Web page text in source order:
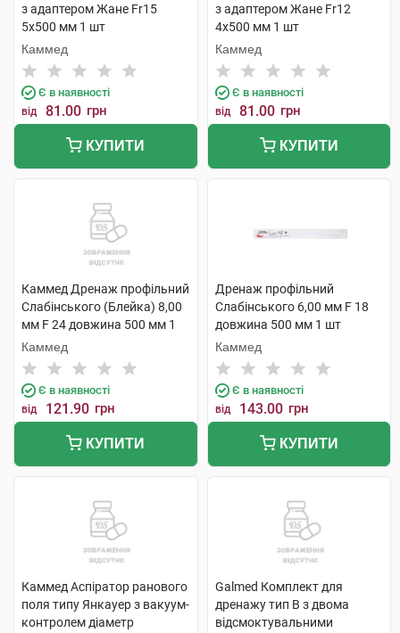
з адаптером Жане Fr15
5х500 мм 1 шт
Каммед
Є в наявності
від 81.00 грн
КУПИТИ
з адаптером Жане Fr12
4х500 мм 1 шт
Каммед
Є в наявності
від 81.00 грн
КУПИТИ
Каммед Дренаж профільний
Слабінського (Блейка) 8,00
мм F 24 довжина 500 мм 1
шт
Каммед
Є в наявності
від 121.90 грн
КУПИТИ
Дренаж профільний
Слабінського 6,00 мм F 18
довжина 500 мм 1 шт
Каммед
Є в наявності
від 143.00 грн
КУПИТИ
Каммед Аспіратор ранового
поля типу Янкауер з вакуум-
контролем діаметр
Galmed Комплект для
дренажу тип В з двома
відсмоктувальними